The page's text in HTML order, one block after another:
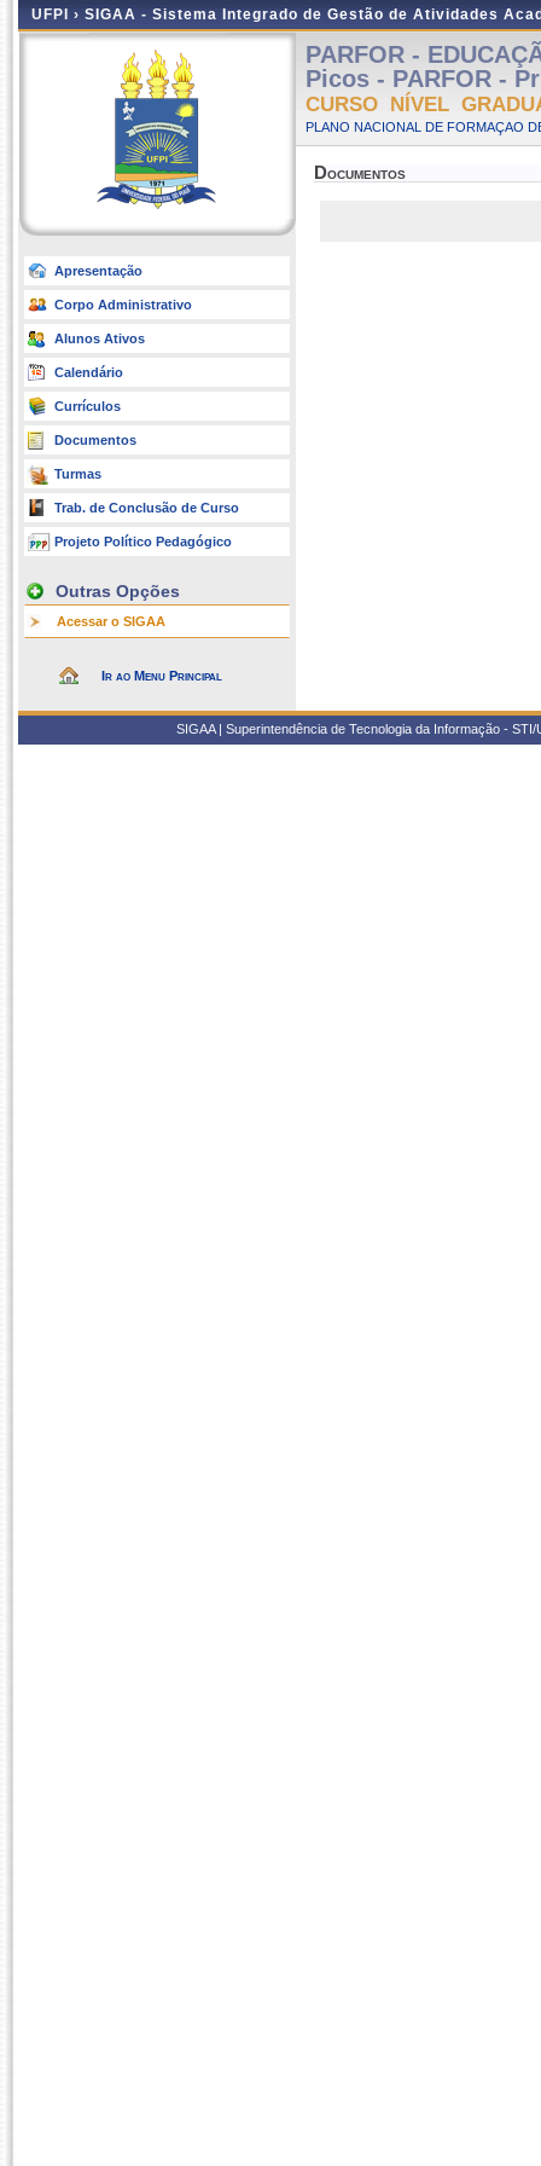
UFPI › SIGAA - Sistema Integrado de Gestão de Atividades
Apresentação
Corpo Administrativo
Alunos Ativos
Calendário
Currículos
Documentos
Turmas
Trab. de Conclusão de Curso
Projeto Político Pedagógico
Outras Opções
Acessar o SIGAA
Ir ao Menu Principal
PARFOR -
Picos - PARFOR -
CURSO NÍVEL
PLANO NACIONAL DE FORMAÇAO
Documentos
SIGAA | Superintendência de Tecnologia da Informação -